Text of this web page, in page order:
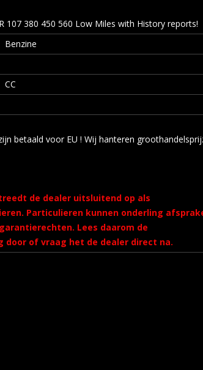
107 380 450 560 Low Miles with History reports!
Benzine
CC
betaald voor EU ! Wij hanteren
de dealer uitsluitend op als
Particulieren kunnen onderling
Lees daarom de
of vraag het de dealer direct na.